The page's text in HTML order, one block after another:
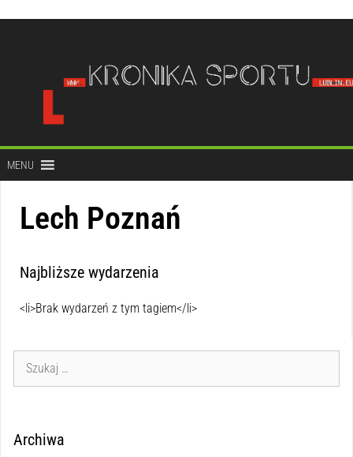
treści
MENU
Lech Poznań
Najbliższe wydarzenia
<li>Brak wydarzeń z tym tagiem</li>
Archiwa